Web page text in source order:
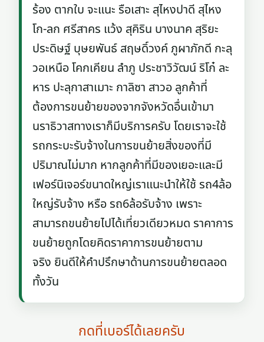
ร้อง ตากใบ จะแนะ รือเสาะ สุไหงปาดี สุไหง
โก-ลก ศรีสาคร แว้ง สุคิริน บางนาค สุริยะ
ประดิษฐ์ บุษยพันธ์ สฤษดิ์วงค์ ภูผาภักดี กะลุ
วอเหนือ โคกเคียน ลำภู ประชาวิวัฒน์ ริโก๋ ละ
หาร ปะลุกาสาเมาะ กาลิซา สาวอ ลูกค้าที่
ต้องการขนย้ายของจากจังหวัดอื่นเข้ามา
นราธิวาสทางเราก็มีบริการครับ โดยเราจะใช้
รถกระบะรับจ้างในการขนย้ายสิ่งของที่มี
ปริมาณไม่มาก หากลูกค้าที่มีของเยอะและมี
เฟอร์นิเจอร์ขนาดใหญ่เราแนะนำให้ใช้ รถ4ล้อ
ใหญ่รับจ้าง หรือ รถ6ล้อรับจ้าง เพราะ
สามารถขนย้ายไปได้เที่ยวเดียวหมด ราคาการ
ขนย้ายถูกโดยคิดราคาการขนย้ายตาม
จริง ยินดีให้คำปรึกษาด้านการขนย้ายตลอด
ทั้งวัน
กดที่เบอร์ได้เลยครับ